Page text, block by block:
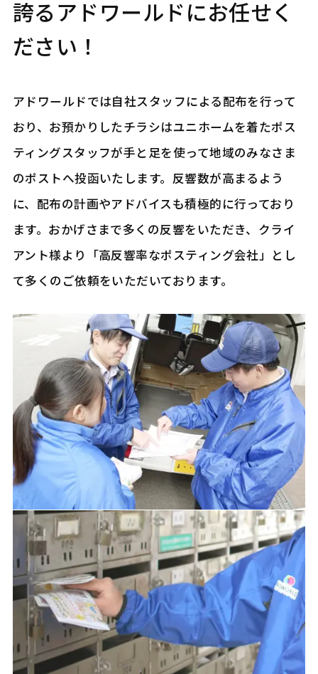
誇るアドワールドにお任せく
ださい！
アドワールドでは自社スタッフによる配布を行って
おり、お預かりしたチラシはユニホームを着たポス
ティングスタッフが手と足を使って地域のみなさま
のポストへ投函いたします。反響数が高まるよう
に、配布の計画やアドバイスも積極的に行っており
ます。おかげさまで多くの反響をいただき、クライ
アント様より「高反響率なポスティング会社」とし
て多くのご依頼をいただいております。